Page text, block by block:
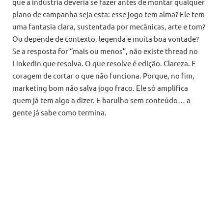
plano de campanha seja esta: esse jogo tem alma? Ele tem
uma fantasia clara, sustentada por mecânicas, arte e tom?
Ou depende de contexto, legenda e muita boa vontade?
Se a resposta for “mais ou menos”, não existe thread no
LinkedIn que resolva. O que resolve é edição. Clareza. E
coragem de cortar o que não funciona. Porque, no fim,
marketing bom não salva jogo fraco. Ele só amplifica
quem já tem algo a dizer. E barulho sem conteúdo… a
gente já sabe como termina.